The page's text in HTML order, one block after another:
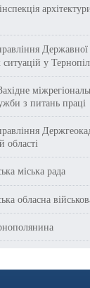
у
з питань праці
області
міська рада
обласна